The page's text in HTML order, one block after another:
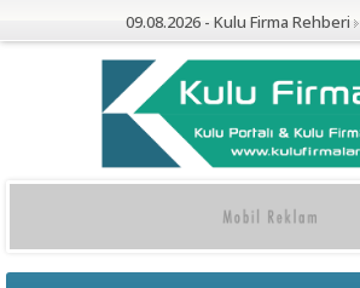
09.08.2026 - Kulu Firma Rehberi